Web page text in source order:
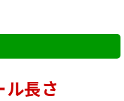
長さ